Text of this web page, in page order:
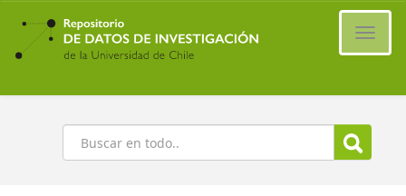
Ir
contenido
principal
Buscar